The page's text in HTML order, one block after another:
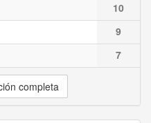
10
9
7
completa